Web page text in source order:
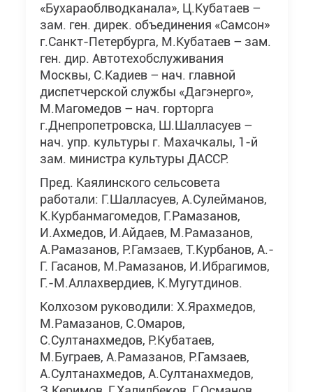
«Бухараоблводканала», Ц.Кубатаев –
зам. ген. дирек. объединения «Самсон»
г.Санкт-Петербурга, М.Кубатаев – зам.
ген. дир. Автотехобслуживания
Москвы, С.Кадиев – нач. главной
диспетчерской службы «Дагэнерго»,
М.Магомедов – нач. горторга
г.Днепропетровска, Ш.Шалласуев –
нач. упр. культуры г. Махачкалы, 1-й
зам. министра культуры ДАССР.
Пред. Каялинского сельсовета
работали: Г.Шалласуев, А.Сулейманов,
К.Курбанмагомедов, Г.Рамазанов,
И.Ахмедов, И.Айдаев, М.Рамазанов,
А.Рамазанов, Р.Гамзаев, Т.Курбанов, А.-
Г. Гасанов, М.Рамазанов, И.Ибрагимов,
Г.-М.Аллахвердиев, К.Мугутдинов.
Колхозом руководили: Х.Ярахмедов,
М.Рамазанов, С.Омаров,
С.Султанахмедов, Р.Кубатаев,
М.Буграев, А.Рамазанов, Р.Гамзаев,
А.Султанахмедов, А.Султанахмедов,